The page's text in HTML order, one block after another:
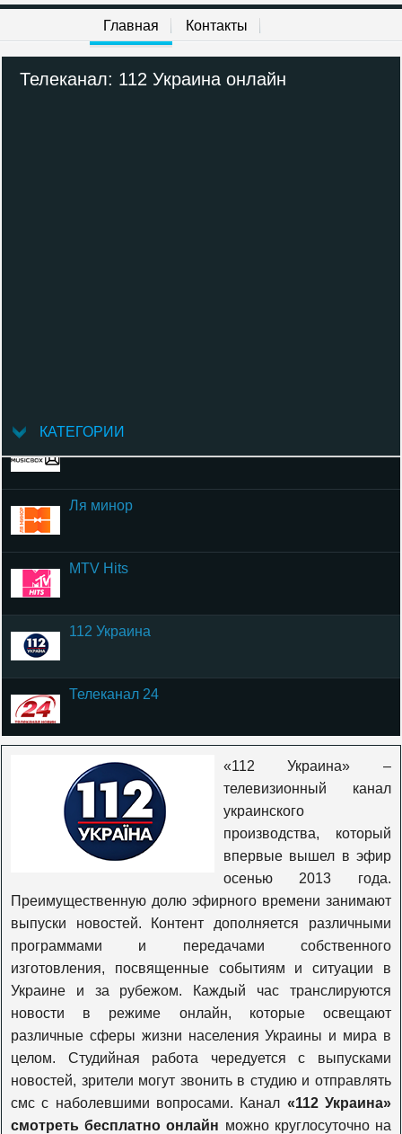
Главная Контакты
Телеканал: 112 Украина онлайн
КАТЕГОРИИ
Ля минор
MTV Hits
112 Украина
Телеканал 24
Громадське ТВ
ЧП.INFO
BBC World News
«112 Украина» –
телевизионный канал
украинского
производства, который
впервые вышел в эфир
осенью 2013 года.
Преимущественную долю эфирного времени занимают
выпуски новостей. Контент дополняется различными
программами и передачами собственного
изготовления, посвященные событиям и ситуации в
Украине и за рубежом. Каждый час транслируются
новости в режиме онлайн, которые освещают
различные сферы жизни населения Украины и мира в
целом. Студийная работа чередуется с выпусками
новостей, зрители могут звонить в студию и отправлять
смс с наболевшими вопросами. Канал «112 Украина»
смотреть бесплатно онлайн можно круглосуточно на